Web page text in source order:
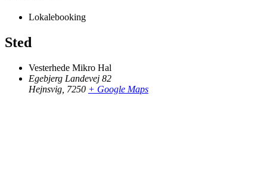
Lokalebooking
Sted
Vesterhede Mikro Hal
Egebjerg Landevej 82
Hejnsvig 7250 + Google Maps